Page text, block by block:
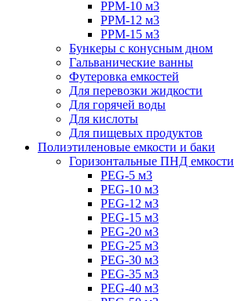
PPM-10 м3
PPM-12 м3
PPM-15 м3
Бункеры с конусным дном
Гальванические ванны
Футеровка емкостей
Для перевозки жидкости
Для горячей воды
Для кислоты
Для пищевых продуктов
Полиэтиленовые емкости и баки
Горизонтальные ПНД емкости
PEG-5 м3
PEG-10 м3
PEG-12 м3
PEG-15 м3
PEG-20 м3
PEG-25 м3
PEG-30 м3
PEG-35 м3
PEG-40 м3